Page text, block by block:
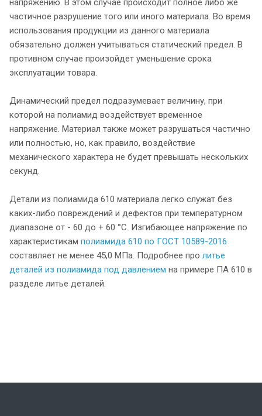
напряжению. В этом случае происходит полное либо же
частичное разрушение того или иного материала. Во время
использования продукции из данного материала
обязательно должен учитываться статический предел. В
противном случае произойдет уменьшение срока
эксплуатации товара.
Динамический предел подразумевает величину, при
которой на полиамид воздействует временное
напряжение. Материал также может разрушаться частично
или полностью, но, как правило, воздействие
механического характера не будет превышать нескольких
секунд.
Детали из полиамида 610 материала легко служат без
каких-либо повреждений и дефектов при температурном
диапазоне от - 60 до + 60 °С. Изгибающее напряжение по
характеристикам полиамида 610 по ГОСТ 10589-2016
составляет не менее 45,0 МПа. Подробнее про литье
деталей из полиамида под давлением на примере ПА 610 в
разделе литье деталей.